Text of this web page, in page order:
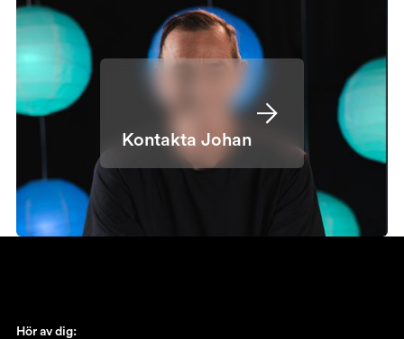
Kontakta Johan
Hör av dig: